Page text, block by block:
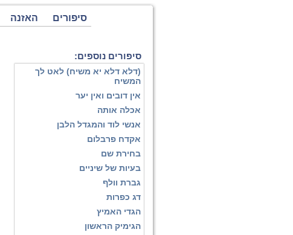
סיפורים האזנה
סיפורים נוספים:
(דלא דלא יא משיח) לאט לך
המשיח
אין דובים ואין יער
אכלה אותה
אנשי לוד והמגדל הלבן
אקדח פרבלום
בחירת שם
בעיות של שיניים
גברת וולף
דג כפרות
הגדי האמיץ
הגימיק הראשון